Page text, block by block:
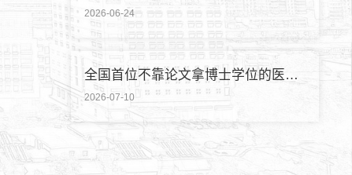
2026-06-24
全国首位不靠论文拿博士学位的医学领域研究生通过答辩
2026-07-10